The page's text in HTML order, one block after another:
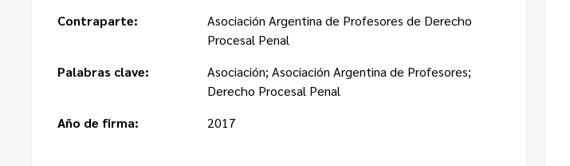
Contraparte:
Asociación Argentina de Profesores de Derecho
Procesal Penal
Palabras clave:
Asociación; Asociación Argentina de Profesores;
Derecho Procesal Penal
Año de firma:
2017